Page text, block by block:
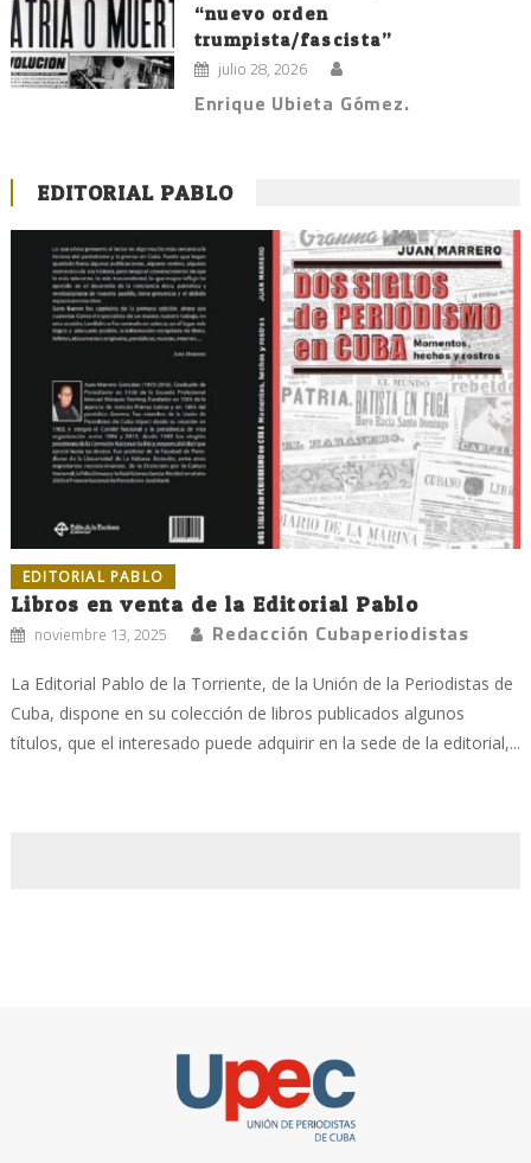
“nuevo orden
trumpista/fascista”
julio 28, 2026
Enrique Ubieta Gómez.
EDITORIAL PABLO
EDITORIAL PABLO
Libros en venta de la Editorial Pablo
noviembre 13, 2025 Redacción Cubaperiodistas
La Editorial Pablo de la Torriente, de la Unión de la Periodistas de
Cuba, dispone en su colección de libros publicados algunos
títulos, que el interesado puede adquirir en la sede de la editorial,...